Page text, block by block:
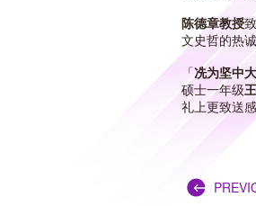
陈德章教授
文史哲的热
「冼为坚中
硕士一年级
礼上更致送